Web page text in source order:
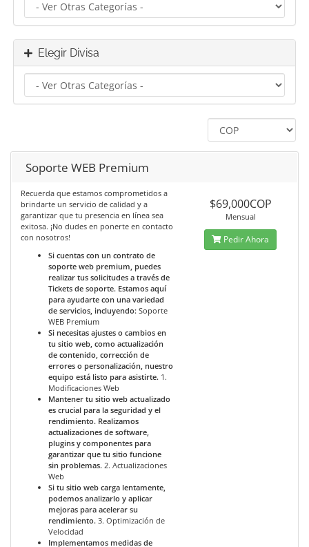
Elegir Divisa
Soporte WEB Premium
Recuerda que estamos comprometidos a
brindarte un servicio de calidad y a
garantizar que tu presencia en línea sea
exitosa. ¡No dudes en ponerte en contacto
con nosotros!
Si cuentas con un contrato de
soporte web premium, puedes
realizar tus solicitudes a través de
Tickets de soporte. Estamos aquí
para ayudarte con una variedad
de servicios, incluyendo: Soporte
WEB Premium
Si necesitas ajustes o cambios en
tu sitio web, como actualización
de contenido, corrección de
errores o personalización, nuestro
equipo está listo para asistirte. 1.
Modificaciones Web
Mantener tu sitio web actualizado
es crucial para la seguridad y el
rendimiento. Realizamos
actualizaciones de software,
plugins y componentes para
garantizar que tu sitio funcione
sin problemas. 2. Actualizaciones
Web
Si tu sitio web carga lentamente,
podemos analizarlo y aplicar
mejoras para acelerar su
rendimiento. 3. Optimización de
Velocidad
Implementamos medidas de
$69,000COP
Mensual
Pedir Ahora